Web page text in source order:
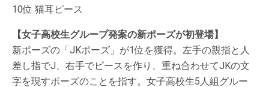
10位 猫耳ピース
【女子高校生グループ発案の新ポーズが初登場】
新ポーズの「JKポーズ」が1位を獲得。左手の親指と人
差し指でJ、右手でピースを作り、重ね合わせてJKの文
字を現すポーズのことを指す。女子高校生5人組グルー